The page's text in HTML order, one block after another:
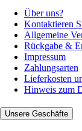
Über uns?
Kontaktieren
Allgemeine
Rückgabe &
Impressum
Zahlungsarten
Lieferkosten
Hinweis zum
Unsere Geschäfte